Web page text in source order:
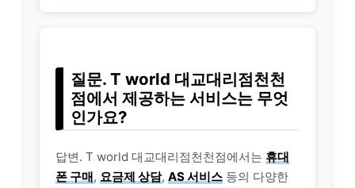
질문. T world 대교대리점천천
점에서 제공하는 서비스는 무엇
인가요?
답변. T world 대교대리점천천점에서는 휴대
폰 구매, 요금제 상담, AS 서비스 등의 다양한